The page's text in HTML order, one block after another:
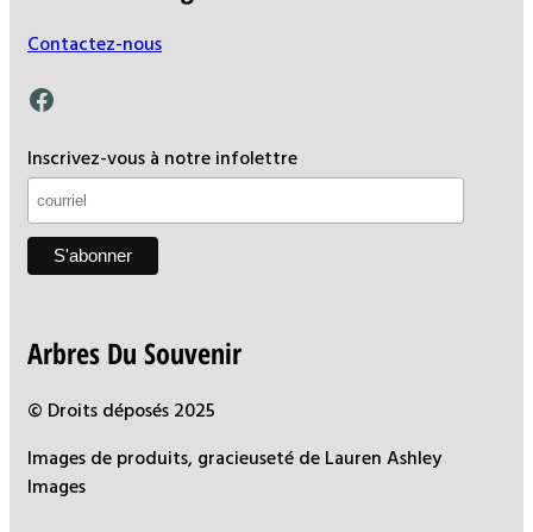
Contactez-nous
Facebook
Inscrivez-vous à notre infolettre
Arbres Du Souvenir
© Droits déposés 2025
Images de produits, gracieuseté de Lauren Ashley
Images